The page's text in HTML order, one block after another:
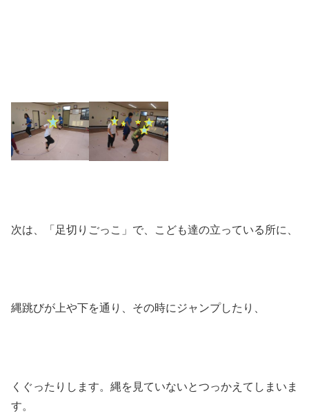
次は、「足切りごっこ」で、こども達の立っている所に、
縄跳びが上や下を通り、その時にジャンプしたり、
くぐったりします。縄を見ていないとつっかえてしまいま
す。